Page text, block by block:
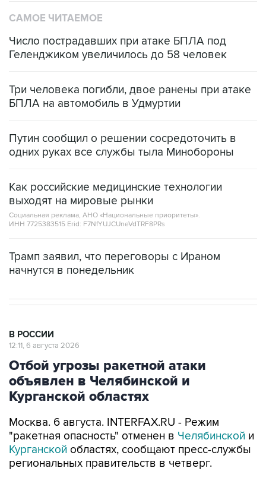
САМОЕ ЧИТАЕМОЕ
Число пострадавших при атаке БПЛА под
Геленджиком увеличилось до 58 человек
Три человека погибли, двое ранены при атаке
БПЛА на автомобиль в Удмуртии
Путин сообщил о решении сосредоточить в
одних руках все службы тыла Минобороны
Как российские медицинские технологии
выходят на мировые рынки
Социальная реклама, АНО «Национальные приоритеты».
ИНН 7725383515 Erid: F7NfYUJCUneVdTRF8PRs
Трамп заявил, что переговоры с Ираном
начнутся в понедельник
В РОССИИ
12:11, 6 августа 2026
Отбой угрозы ракетной атаки
объявлен в Челябинской и
Курганской областях
Москва. 6 августа. INTERFAX.RU - Режим
"ракетная опасность" отменен в Челябинской и
Курганской областях, сообщают пресс-службы
региональных правительств в четверг.